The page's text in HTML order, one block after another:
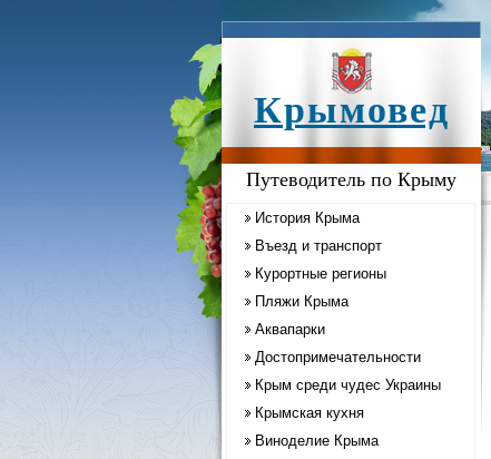
Крымовед
Путеводитель по Крыму
История Крыма
Въезд и транспорт
Курортные регионы
Пляжи Крыма
Аквапарки
Достопримечательности
Крым среди чудес Украины
Крымская кухня
Виноделие Крыма